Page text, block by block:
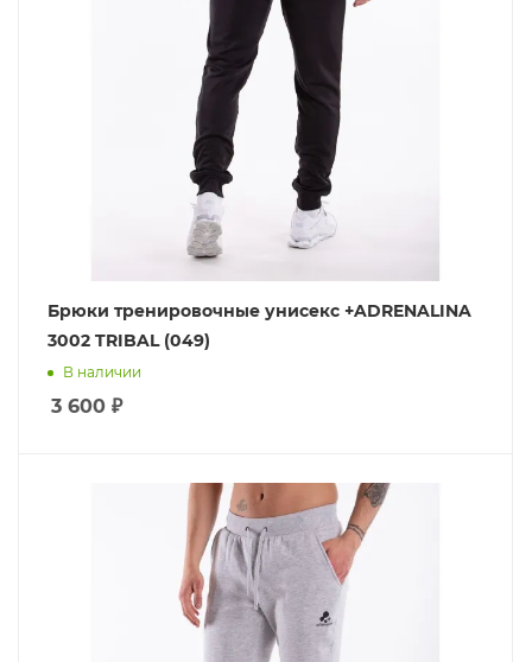
Брюки тренировочные унисекс +ADRENALINA
3002 TRIBAL (049)
В наличии
3 600 ₽